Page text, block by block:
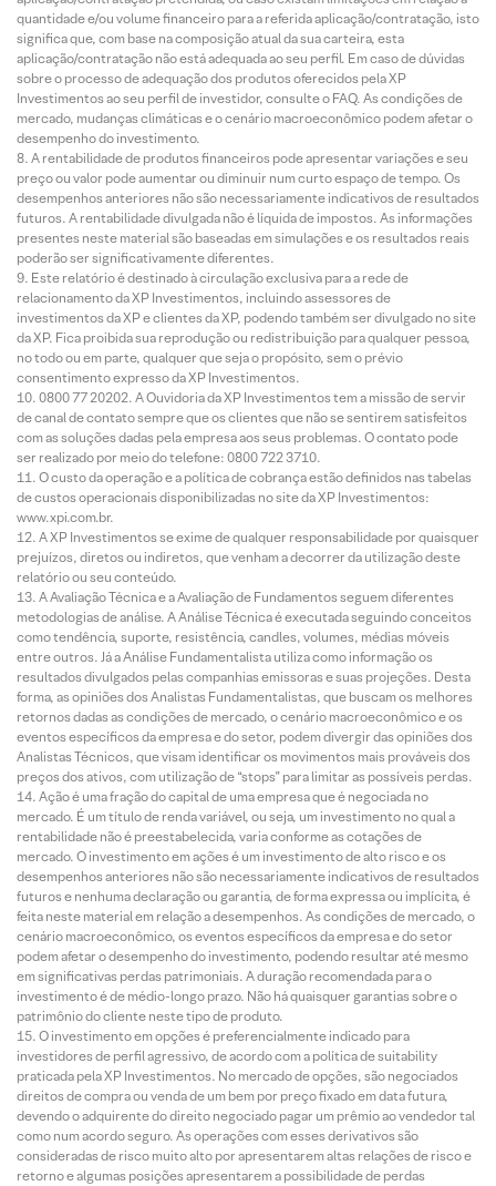
quantidade e/ou volume financeiro para a referida aplicação/contratação, isto
significa que, com base na composição atual da sua carteira, esta
aplicação/contratação não está adequada ao seu perfil. Em caso de dúvidas
sobre o processo de adequação dos produtos oferecidos pela XP
Investimentos ao seu perfil de investidor, consulte o FAQ. As condições de
mercado, mudanças climáticas e o cenário macroeconômico podem afetar o
desempenho do investimento.
A rentabilidade de produtos financeiros pode apresentar variações e seu
preço ou valor pode aumentar ou diminuir num curto espaço de tempo. Os
desempenhos anteriores não são necessariamente indicativos de resultados
futuros. A rentabilidade divulgada não é líquida de impostos. As informações
presentes neste material são baseadas em simulações e os resultados reais
poderão ser significativamente diferentes.
Este relatório é destinado à circulação exclusiva para a rede de
relacionamento da XP Investimentos, incluindo assessores de
investimentos da XP e clientes da XP, podendo também ser divulgado no site
da XP. Fica proibida sua reprodução ou redistribuição para qualquer pessoa,
no todo ou em parte, qualquer que seja o propósito, sem o prévio
consentimento expresso da XP Investimentos.
0800 77 20202. A Ouvidoria da XP Investimentos tem a missão de servir
de canal de contato sempre que os clientes que não se sentirem satisfeitos
com as soluções dadas pela empresa aos seus problemas. O contato pode
ser realizado por meio do telefone: 0800 722 3710.
O custo da operação e a política de cobrança estão definidos nas tabelas
de custos operacionais disponibilizadas no site da XP Investimentos:
www.xpi.com.br.
A XP Investimentos se exime de qualquer responsabilidade por quaisquer
prejuízos, diretos ou indiretos, que venham a decorrer da utilização deste
relatório ou seu conteúdo.
A Avaliação Técnica e a Avaliação de Fundamentos seguem diferentes
metodologias de análise. A Análise Técnica é executada seguindo conceitos
como tendência, suporte, resistência, candles, volumes, médias móveis
entre outros. Já a Análise Fundamentalista utiliza como informação os
resultados divulgados pelas companhias emissoras e suas projeções. Desta
forma, as opiniões dos Analistas Fundamentalistas, que buscam os melhores
retornos dadas as condições de mercado, o cenário macroeconômico e os
eventos específicos da empresa e do setor, podem divergir das opiniões dos
Analistas Técnicos, que visam identificar os movimentos mais prováveis dos
preços dos ativos, com utilização de “stops” para limitar as possíveis perdas.
Ação é uma fração do capital de uma empresa que é negociada no
mercado. É um título de renda variável, ou seja, um investimento no qual a
rentabilidade não é preestabelecida, varia conforme as cotações de
mercado. O investimento em ações é um investimento de alto risco e os
desempenhos anteriores não são necessariamente indicativos de resultados
futuros e nenhuma declaração ou garantia, de forma expressa ou implícita, é
feita neste material em relação a desempenhos. As condições de mercado, o
cenário macroeconômico, os eventos específicos da empresa e do setor
podem afetar o desempenho do investimento, podendo resultar até mesmo
em significativas perdas patrimoniais. A duração recomendada para o
investimento é de médio-longo prazo. Não há quaisquer garantias sobre o
patrimônio do cliente neste tipo de produto.
O investimento em opções é preferencialmente indicado para
investidores de perfil agressivo, de acordo com a política de suitability
praticada pela XP Investimentos. No mercado de opções, são negociados
direitos de compra ou venda de um bem por preço fixado em data futura,
devendo o adquirente do direito negociado pagar um prêmio ao vendedor tal
como num acordo seguro. As operações com esses derivativos são
consideradas de risco muito alto por apresentarem altas relações de risco e
retorno e algumas posições apresentarem a possibilidade de perdas